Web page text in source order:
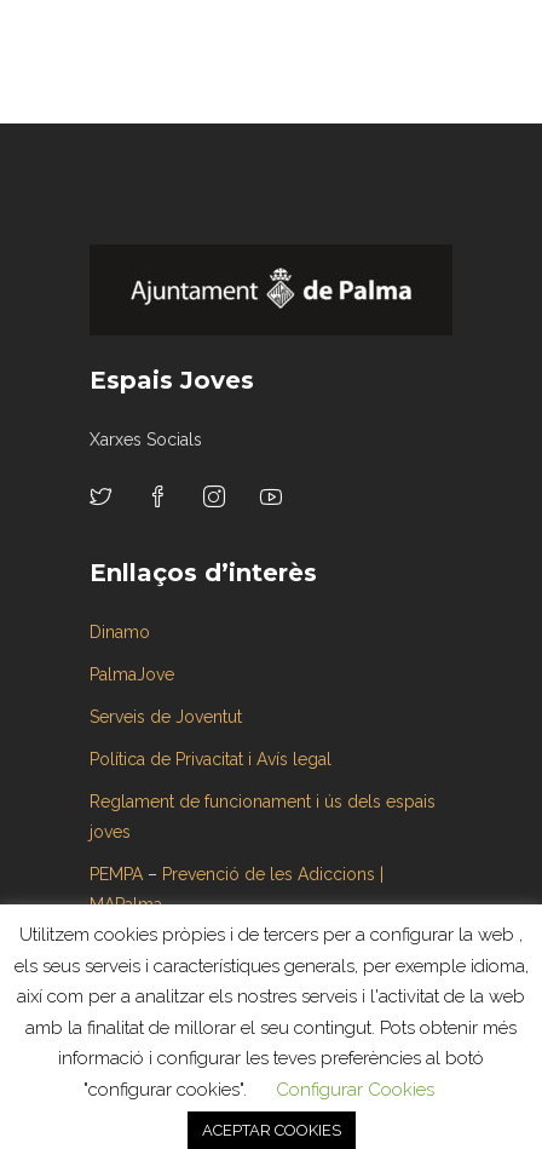
Espais Joves
Xarxes Socials
Enllaços d’interès
Dinamo
PalmaJove
Serveis de Joventut
Política de Privacitat i Avís legal
Reglament de funcionament i ús dels espais
joves
PEMPA – Prevenció de les Adiccions |
MAPalma
Tots els drets reservats ©. Web creada y
administrada porRevoluziona
Utilitzem cookies pròpies i de tercers per a configurar la web ,
els seus serveis i característiques generals, per exemple idioma,
així com per a analitzar els nostres serveis i l'activitat de la web
amb la finalitat de millorar el seu contingut. Pots obtenir més
informació i configurar les teves preferències al botó
"configurar cookies".
Configurar Cookies
ACEPTAR COOKIES